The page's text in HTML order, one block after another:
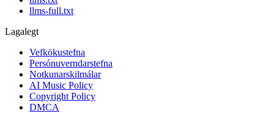
llms-full.txt
Lagalegt
Vefkökustefna
Persónuverndarstefna
Notkunarskilmálar
AI Music Policy
Copyright Policy
DMCA